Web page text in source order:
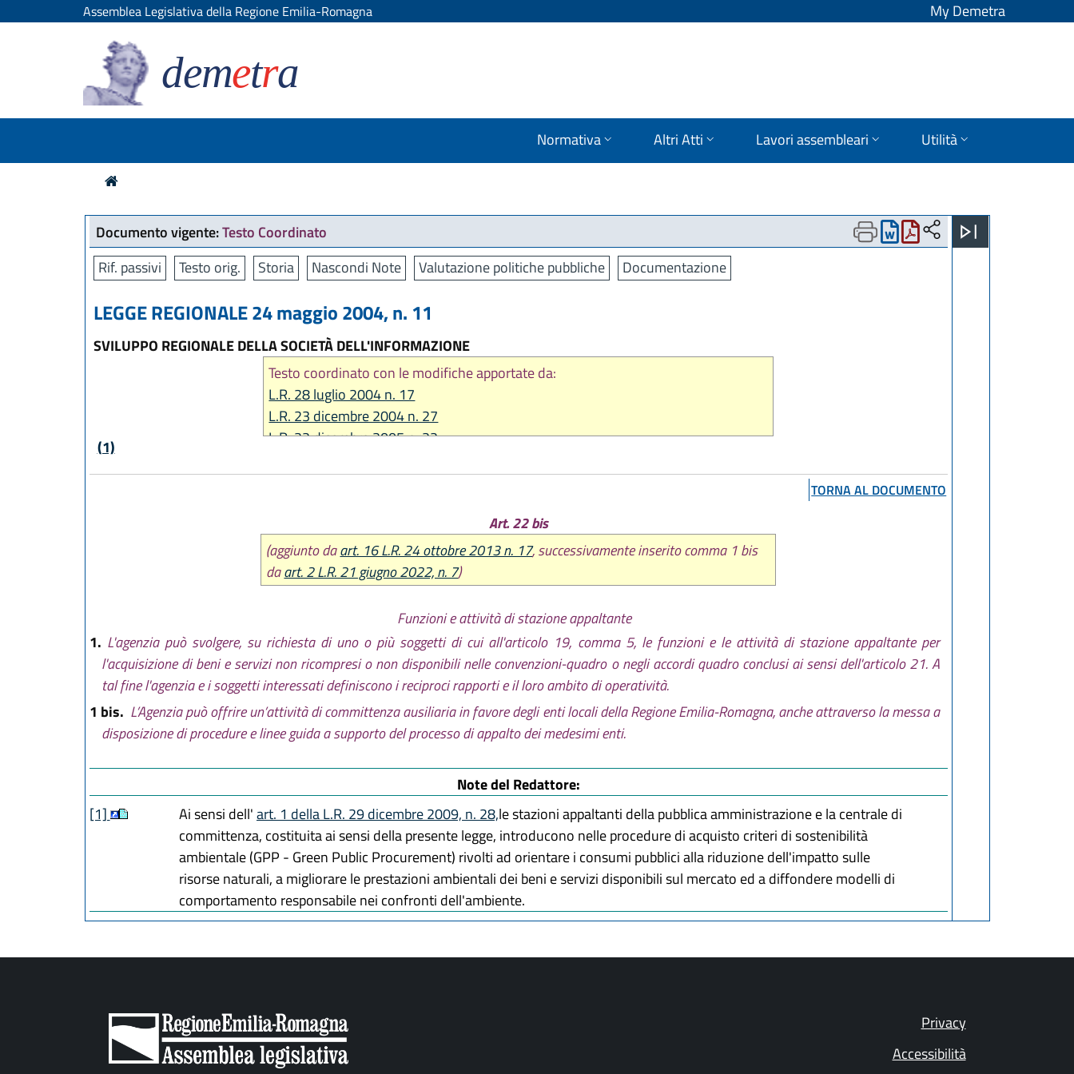
Assemblea Legislativa della Regione Emilia-Romagna My Demetra
demetra
Normativa Altri Atti Lavori assembleari Utilità
Documento vigente:Testo Coordinato
Rif. passivi
Testo orig. Storia Nascondi Note Valutazione politiche pubbliche Documentazione
LEGGE REGIONALE 24 maggio 2004, n. 11
SVILUPPO REGIONALE DELLA SOCIETÀ DELL'INFORMAZIONE
Testo coordinato con le modifiche apportate da:
L.R. 28 luglio 2004 n. 17
L.R. 23 dicembre 2004 n. 27
L.R. 22 dicembre 2005 n. 22
L.R. 21 dicembre 2007 n. 26
L.R. 24 ottobre 2013 n. 17
L.R. 27 giugno 2014 n. 7
L.R. 17 luglio 2014 n. 12
L.R. 30 luglio 2015 n. 13
L.R. 18 luglio 2017 n. 14
L.R. 16 marzo 2018 n. 1
L.R. 27 dicembre 2018, n. 24
L.R. 3 giugno 2019, n. 5
L.R. 01 agosto 2019, n. 17
L.R. 26 novembre 2020, n. 7
L.R. 27 dicembre 2022, n. 23
(1)
TORNA AL DOCUMENTO
Art. 22 bis
(aggiunto daart. 16 L.R. 24 ottobre 2013 n. 17, successivamente inserito comma 1 bis
daart. 2 L.R. 21 giugno 2022, n. 7)
Funzioni e attività di stazione appaltante
1. L'agenzia può svolgere, su richiesta di uno o più soggetti di cui all'articolo 19, comma 5, le funzioni e le attività di stazione appaltante per
l'acquisizione di beni e servizi non ricompresi o non disponibili nelle convenzioni-quadro o negli accordi quadro conclusi ai sensi dell'articolo 21. A
tal fine l'agenzia e i soggetti interessati definiscono i reciproci rapporti e il loro ambito di operatività.
1 bis. L’Agenzia può offrire un’attività di committenza ausiliaria in favore degli enti locali della Regione Emilia-Romagna, anche attraverso la messa a
disposizione di procedure e linee guida a supporto del processo di appalto dei medesimi enti.
Note del Redattore:
[1]
Ai sensi dell'art. 1 della L.R. 29 dicembre 2009, n. 28,le stazioni appaltanti della pubblica amministrazione e la centrale di
committenza, costituita ai sensi della presente legge, introducono nelle procedure di acquisto criteri di sostenibilità
ambientale (GPP - Green Public Procurement) rivolti ad orientare i consumi pubblici alla riduzione dell'impatto sulle
risorse naturali, a migliorare le prestazioni ambientali dei beni e servizi disponibili sul mercato ed a diffondere modelli di
comportamento responsabile nei confronti dell'ambiente.
Privacy
Accessibilità